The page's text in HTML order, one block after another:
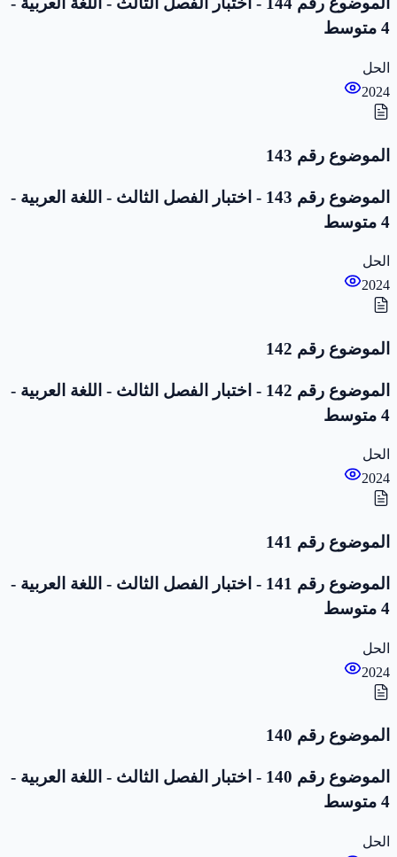
4 متوسط
الحل
2024
الموضوع رقم 143
الموضوع رقم 143 - اختبار الفصل الثالث - اللغة العربية -
4 متوسط
الحل
2024
الموضوع رقم 142
الموضوع رقم 142 - اختبار الفصل الثالث - اللغة العربية -
4 متوسط
الحل
2024
الموضوع رقم 141
الموضوع رقم 141 - اختبار الفصل الثالث - اللغة العربية -
4 متوسط
الحل
2024
الموضوع رقم 140
الموضوع رقم 140 - اختبار الفصل الثالث - اللغة العربية -
4 متوسط
الحل